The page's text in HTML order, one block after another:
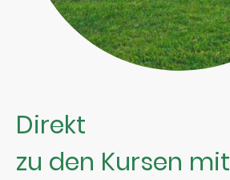
Direkt
zu den Kursen mit